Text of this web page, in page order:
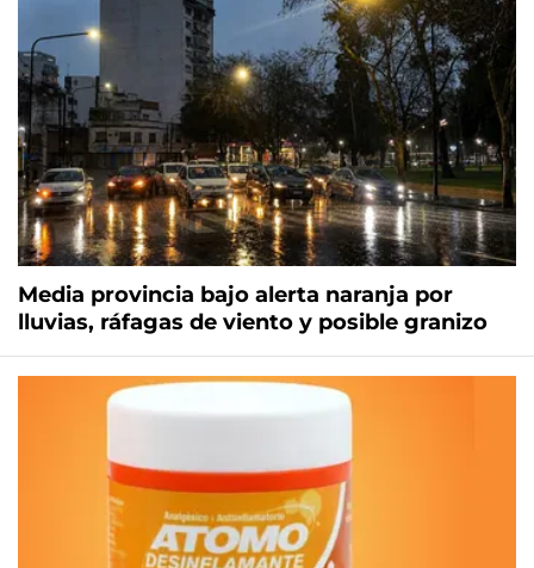
Media provincia bajo alerta naranja por
lluvias, ráfagas de viento y posible granizo